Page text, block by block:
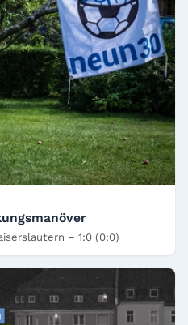
– 1:0 (0:0)